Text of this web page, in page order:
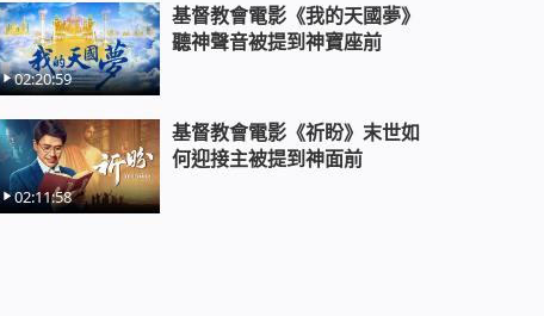
02:20:59
基督教會電影《我的天國夢》
聽神聲音被提到神寶座前
02:11:58
基督教會電影《祈盼》末世如
何迎接主被提到神面前